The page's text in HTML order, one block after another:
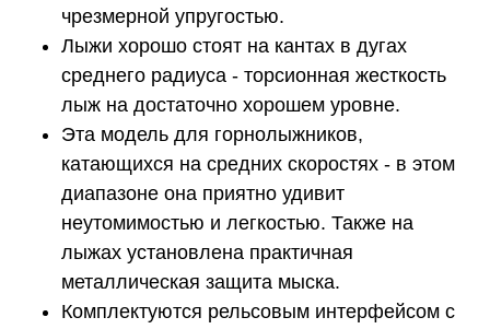
чрезмерной упругостью.
Лыжи хорошо стоят на кантах в дугах
среднего радиуса - торсионная жесткость
лыж на достаточно хорошем уровне.
Эта модель для горнолыжников,
катающихся на средних скоростях - в этом
диапазоне она приятно удивит
неутомимостью и легкостью. Также на
лыжах установлена практичная
металлическая защита мыска.
Комплектуются рельсовым интерфейсом с